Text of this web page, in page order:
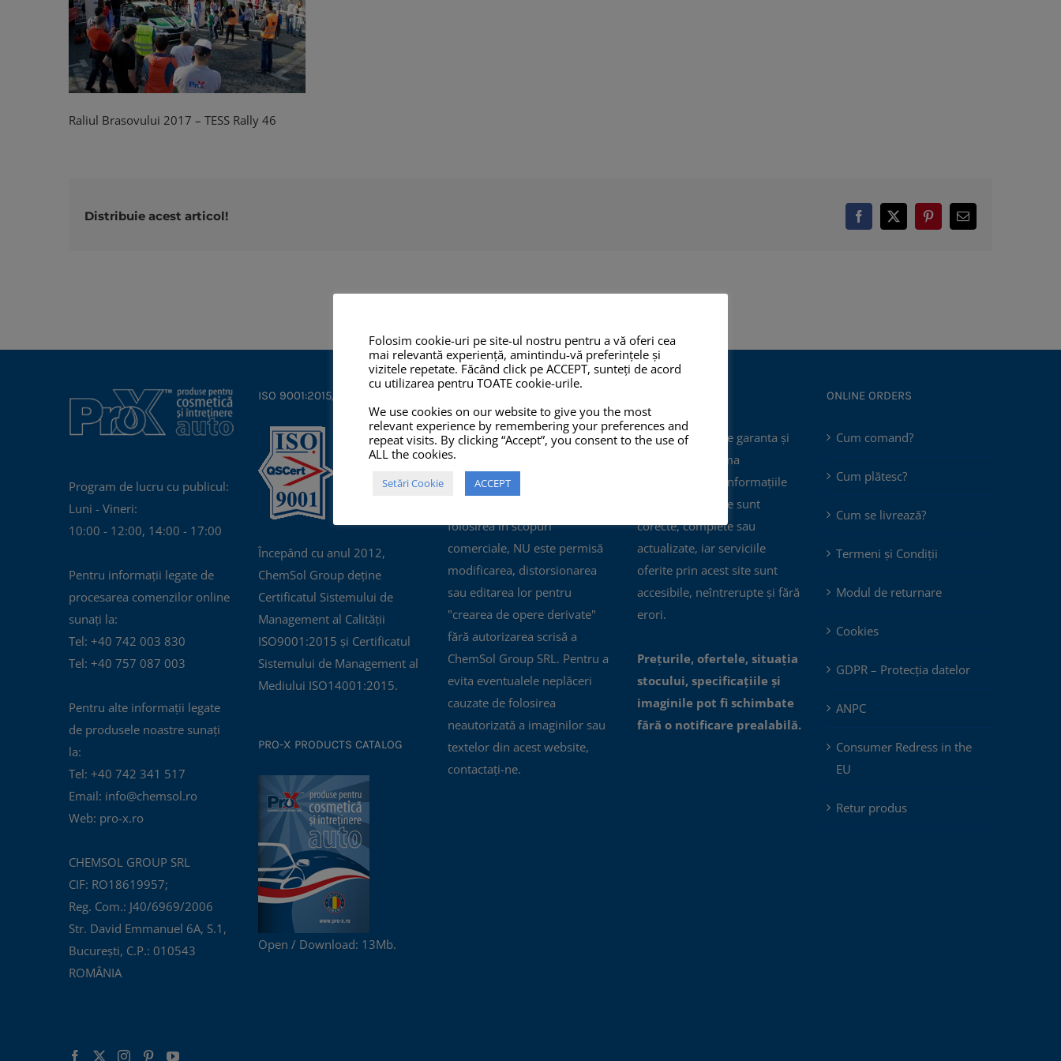
Raliul Brasovului 2017 – TESS Rally 46
Distribuie acest articol! Facebook
X Pinterest
E-
mail:
Program de lucru cu publicul:
Luni - Vineri:
10:00 - 12:00, 14:00 - 17:00
Pentru informații legate de
procesarea comenzilor online
sunați la:
Tel: +40 742 003 830
Tel: +40 757 087 003
Pentru alte informații legate
de produsele noastre sunați
la:
Tel: +40 742 341 517
Email: info@chemsol.ro
Web: pro-x.ro
CHEMSOL GROUP SRL
CIF: RO18619957;
Reg. Com.: J40/6969/2006
Str. David Emmanuel 6A, S.1,
București, C.P.: 010543
ROMÂNIA
ISO 9001:2015, ISO 14001:2015
Începând cu anul 2012,
ChemSol Group deține
Certificatul Sistemului de
Management al Calității
ISO9001:2015 și Certificatul
Sistemului de Management al
Mediului ISO14001:2015.
PRO-X PRODUCTS CATALOG
Open / Download: 13Mb.
TOATE imaginile și textele din
acest site sunt proprietate
privată și NU este permisă
folosirea în scopuri
comerciale, NU este permisă
modificarea, distorsionarea
sau editarea lor pentru
"crearea de opere derivate"
fără autorizarea scrisă a
ChemSol Group SRL. Pentru a
evita eventualele neplăceri
cauzate de folosirea
neautorizată a imaginilor sau
textelor din acest website,
contactați-ne.
Pro-X.ro nu poate garanta și
nu își poate asuma
răspunderea că informațiile
prezentate pe site sunt
corecte, complete sau
actualizate, iar serviciile
oferite prin acest site sunt
accesibile, neîntrerupte și fără
erori.
Prețurile, ofertele, situația
stocului, specificațiile și
imaginile pot fi schimbate
fără o notificare prealabilă.
ONLINE ORDERS
Cum comand?
Cum plătesc?
Cum se livrează?
Termeni și Condiții
Modul de returnare
Cookies
GDPR – Protecția datelor
ANPC
Consumer Redress in the
EU
Retur produs
Folosim cookie-uri pe site-ul nostru pentru a vă oferi cea
mai relevantă experiență, amintindu-vă preferințele și
vizitele repetate. Făcând click pe ACCEPT, sunteți de acord
cu utilizarea pentru TOATE cookie-urile.
We use cookies on our website to give you the most
relevant experience by remembering your preferences and
repeat visits. By clicking “Accept”, you consent to the use of
ALL the cookies.
Setări Cookie ACCEPT